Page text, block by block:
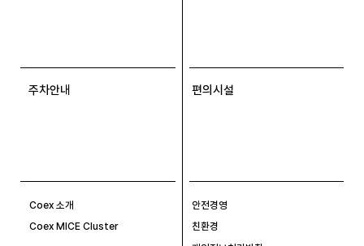
주차안내 편의시설
Coex 소개
Coex MICE Cluster
안전경영
친환경